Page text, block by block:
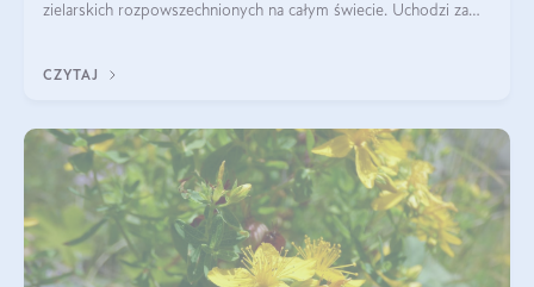
zielarskich rozpowszechnionych na całym świecie. Uchodzi za
CZYTAJ